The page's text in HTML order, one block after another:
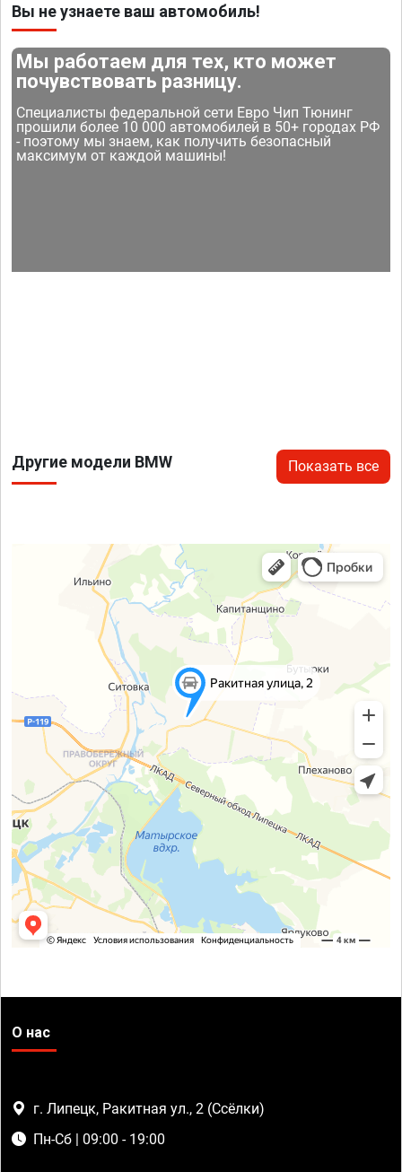
Вы не узнаете ваш автомобиль!
Мы работаем для тех, кто может
почувствовать разницу.
Специалисты федеральной сети Евро Чип Тюнинг
прошили более 10 000 автомобилей в 50+ городах РФ
- поэтому мы знаем, как получить безопасный
максимум от каждой машины!
Другие модели BMW Показать все
О нас
г. Липецк, Ракитная ул., 2 (Ссёлки)
Пн-Сб | 09:00 - 19:00